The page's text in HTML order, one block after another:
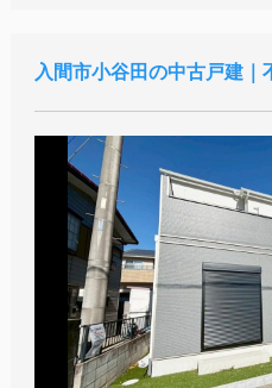
入間市小谷田の中古戸建